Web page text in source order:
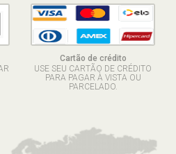
Cartão de crédito
USE SEU CARTÃO DE CRÉDITO
PARA PAGAR À VISTA OU
PARCELADO.